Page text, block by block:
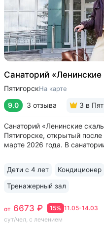
Санаторий «Ленинские
ПятигорскНа карте
9.0 3 отзыва 3 в
Санаторий «Ленинские
Пятигорске, открытый
марте 2026 года. В
11.05-14.03
15%
от 6673 ₽
сут/чел, с лечением
Дети с 4 лет Кондиционер
Тренажерный зал